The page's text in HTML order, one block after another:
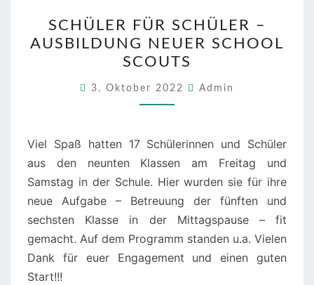
FÜR
SCHÜLER
–
AUSBILDUNG
NEUER
SCOUTS
SCHÜLER FÜR SCHÜLER –
AUSBILDUNG NEUER SCHOOL
SCOUTS
3. Oktober 2022 Admin
Viel Spaß hatten 17 Schülerinnen und Schüler
aus den neunten Klassen am Freitag und
Samstag in der Schule. Hier wurden sie für ihre
neue Aufgabe – Betreuung der fünften und
sechsten Klasse in der Mittagspause – fit
gemacht. Auf dem Programm standen u.a. Vielen
Dank für euer Engagement und einen guten
Start!!!